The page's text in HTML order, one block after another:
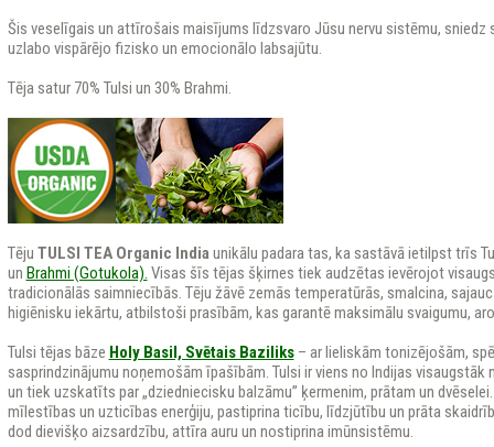
Šis veselīgais un attīrošais maisījums līdzsvaro Jūsu nervu sistēmu, sniedz
uzlabo vispārējo fizisko un emocionālo labsajūtu.
Tēja satur 70% Tulsi un 30% Brahmi.
Tēju TULSI TEA Organic Indiaunikālu padara tas, ka sastāvā ietilpst trīs
un Brahmi (Gotukola). Visas šīs tējas šķirnes tiek audzētas ievērojot
tradicionālās saimniecībās. Tēju žāvē zemās temperatūrās, smalcina,
higiēnisku iekārtu, atbilstoši prasībām, kas garantē maksimālu svaigumu,
Tulsi tējas bāze Holy Basil, Svētais Baziliks– ar lieliskām tonizējošām,
sasprindzinājumu noņemošām īpašībām. Tulsi ir viens no Indijas
un tiek uzskatīts par „dziedniecisku balzāmu” ķermenim, prātam un
mīlestības un uzticības enerģiju, pastiprina ticību, līdzjūtību un prāta
dod dievišķo aizsardzību, attīra auru un nostiprina imūnsistēmu.